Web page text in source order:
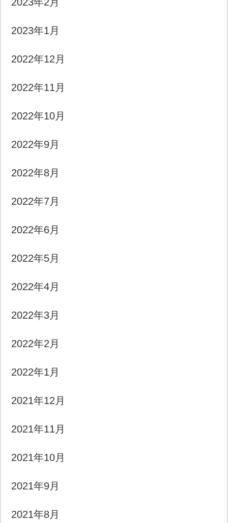
2023年1月
2022年12月
2022年11月
2022年10月
2022年9月
2022年8月
2022年7月
2022年6月
2022年5月
2022年4月
2022年3月
2022年2月
2022年1月
2021年12月
2021年11月
2021年10月
2021年9月
2021年8月